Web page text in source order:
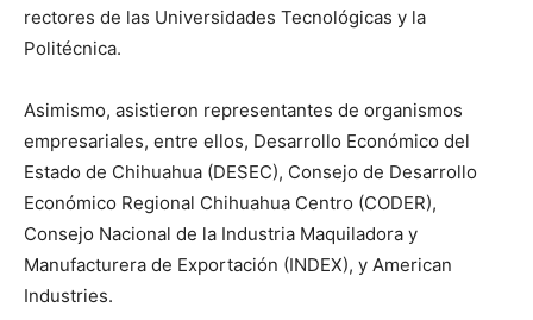
rectores de las Universidades Tecnológicas y la
Politécnica.
Asimismo, asistieron representantes de organismos
empresariales, entre ellos, Desarrollo Económico del
Estado de Chihuahua (DESEC), Consejo de Desarrollo
Económico Regional Chihuahua Centro (CODER),
Consejo Nacional de la Industria Maquiladora y
Manufacturera de Exportación (INDEX), y American
Industries.